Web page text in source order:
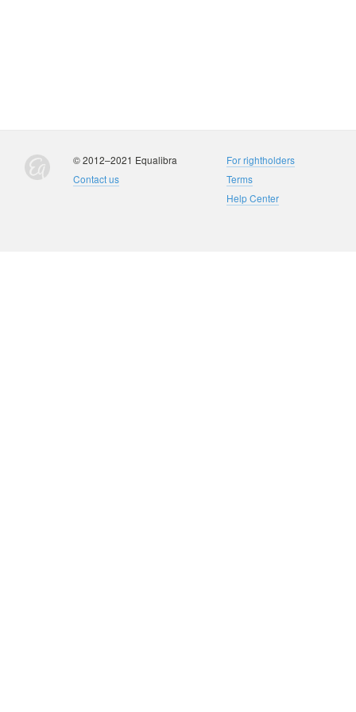
© 2012–2021 Equalibra
Contact us
For rightholders
Terms
Help Center